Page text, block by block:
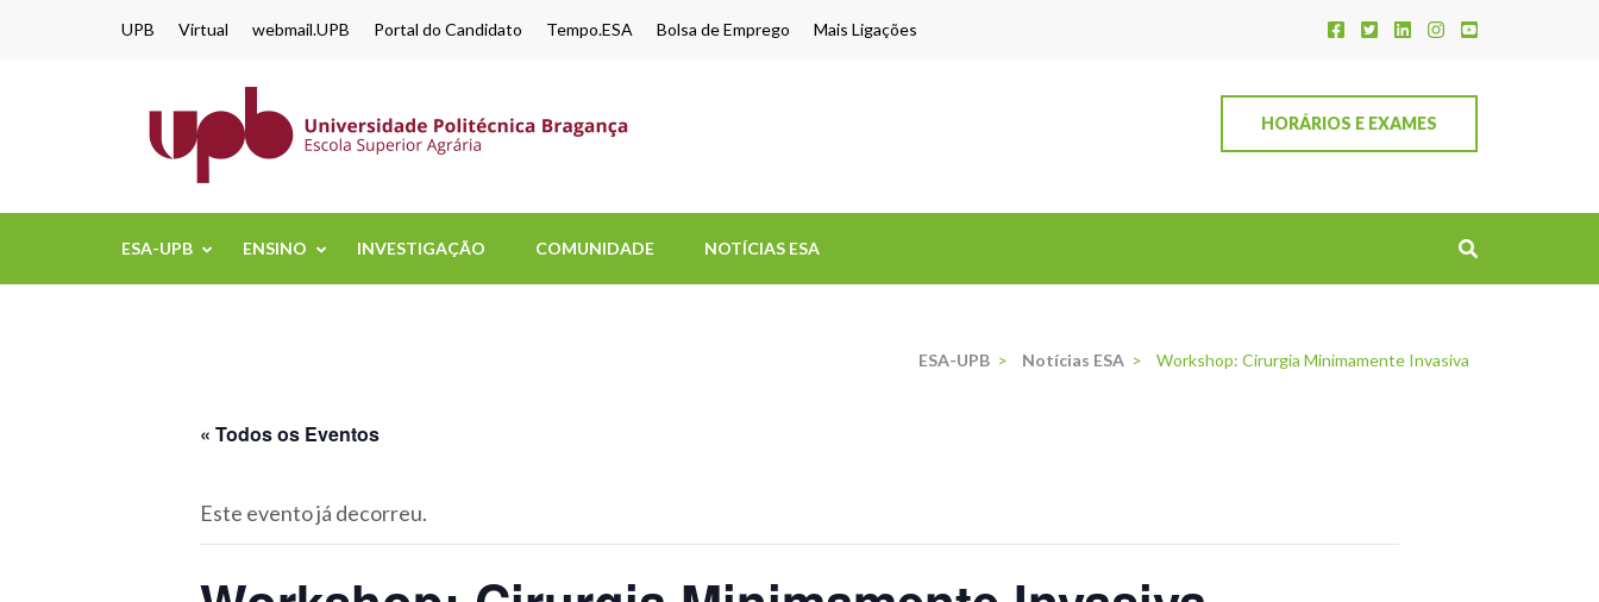
UPB Virtual webmail.UPB Portal do Candidato Tempo.ESA Bolsa de Emprego Mais Ligações
HORÁRIOS E EXAMES
ESA-UPB ENSINO INVESTIGAÇÃO COMUNIDADE NOTÍCIAS ESA
ESA-UPB > Notícias ESA > Workshop: Cirurgia Minimamente Invasiva
« Todos os Eventos
Este evento já decorreu.